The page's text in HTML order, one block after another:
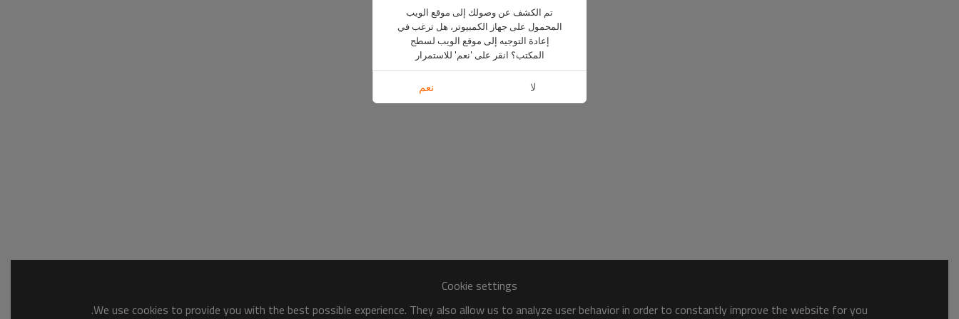
Cookie settings
We use cookies to provide you with the best possible experience. They also allow us to analyze user behavior in order to constantly improve the website for you.
تم الكشف عن وصولك إلى موقع الويب
المحمول على جهاز الكمبيوتر، هل ترغب في
إعادة التوجيه إلى موقع الويب لسطح
المكتب؟ انقر على 'نعم' للاستمرار
لا نعم